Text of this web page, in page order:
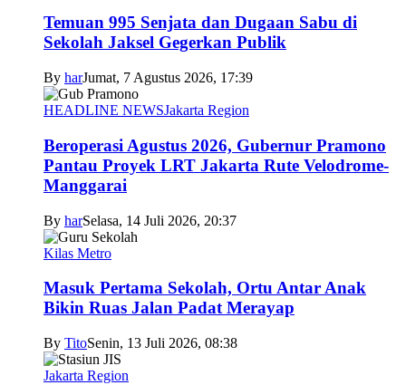
Temuan 995 Senjata dan Dugaan Sabu di
Sekolah Jaksel Gegerkan Publik
By harJumat, 7 Agustus 2026, 17:39
HEADLINE NEWSJakarta Region
Beroperasi Agustus 2026, Gubernur Pramono
Pantau Proyek LRT Jakarta Rute Velodrome-
Manggarai
By harSelasa, 14 Juli 2026, 20:37
Kilas Metro
Masuk Pertama Sekolah, Ortu Antar Anak
Bikin Ruas Jalan Padat Merayap
By TitoSenin, 13 Juli 2026, 08:38
Jakarta Region